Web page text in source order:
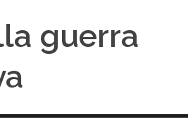
guerra